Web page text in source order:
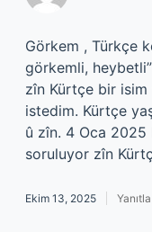
Görkem , Türkçe
görkemli,
zîn Kürtçe bir isim
istedim. Kürtçe
û zîn. 4 Oca 2025
soruluyor zîn
Ekim 13, 2025 Yanıtla